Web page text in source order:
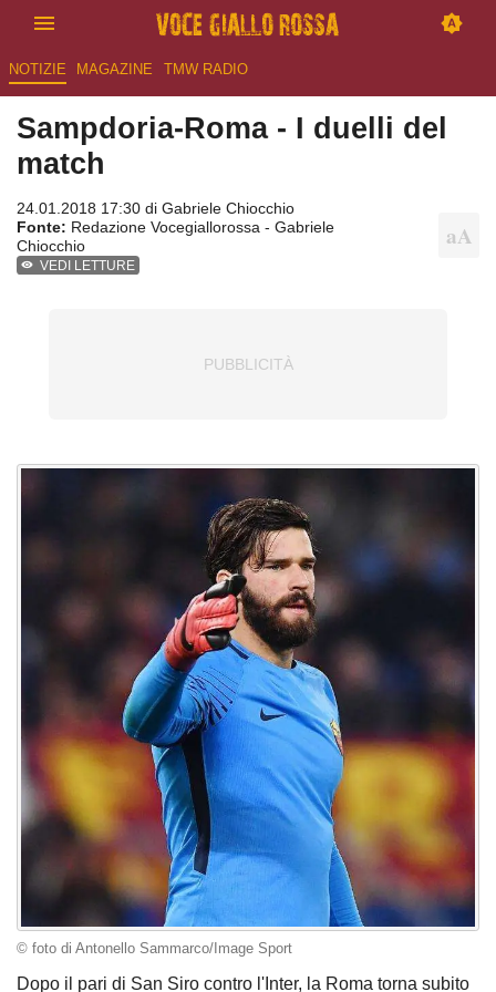
NOTIZIE MAGAZINE TMW RADIO
Sampdoria-Roma - I duelli del
match
24.01.2018 17:30 di Gabriele Chiocchio
Fonte: Redazione Vocegiallorossa - Gabriele
Chiocchio
VEDI LETTURE
© foto di Antonello Sammarco/Image Sport
Dopo il pari di San Siro contro l'Inter, la Roma torna subito